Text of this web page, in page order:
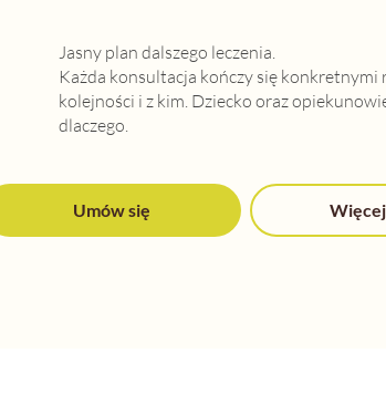
Jasny plan dalszego leczenia.
Każda konsultacja kończy się konkretnymi
kolejności i z kim. Dziecko oraz
dlaczego.
Umów się Więcej